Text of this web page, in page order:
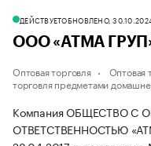
ДЕЙСТВУЕТОБНОВЛЕНО,
ООО «АТМА
Оптовая торговля Оптовая
торговля предметами
Компания ОБЩЕСТВО С
ОТВЕТСТВЕННОСТЬЮ